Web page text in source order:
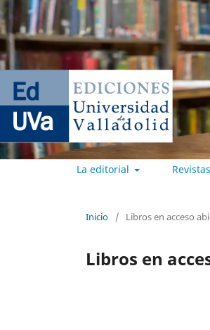
La editorial Revistas
Inicio / Libros en acceso
Libros en